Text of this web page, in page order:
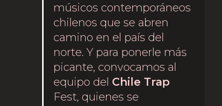
músicos contemporáneos
chilenos que se abren
camino en el país del
norte. Y para ponerle más
picante, convocamos al
equipo del Chile Trap
Fest, quienes se